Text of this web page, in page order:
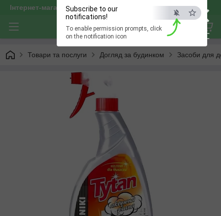
×
ESC
Subscribe to our
notifications!
To enable permission prompts, click
on the notification icon
Інтернет-магазин "optservis"
Товари та послуги Догляд за будинком Засоби для